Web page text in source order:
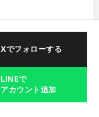
Xでフォローする
LINEで
アカウント追加